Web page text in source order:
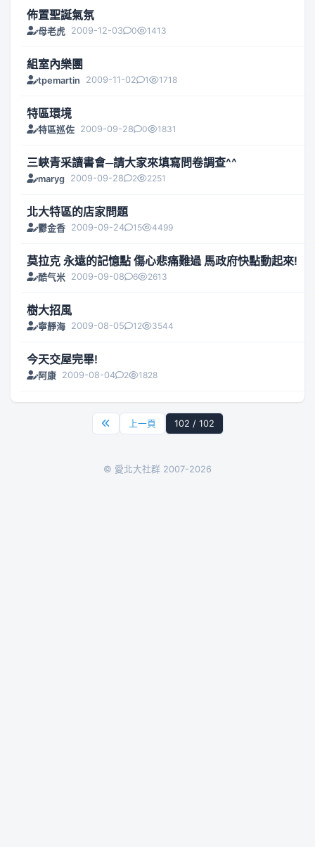
佈置聖誕氣氛
母老虎 2009-12-03 0 1413
組室內樂團
tpemartin 2009-11-02 1 1718
特區環境
特區巡佐 2009-09-28 0 1831
三峽青采讀書會─請大家來填寫問卷調查^^
maryg 2009-09-28 2 2251
北大特區的店家問題
鬱金香 2009-09-24 15 4499
莫拉克 永遠的記憶點 傷心悲痛難過 馬政府快點動起來!
酷气米 2009-09-08 6 2613
樹大招風
寧靜海 2009-08-05 12 3544
今天交屋完畢!
阿康 2009-08-04 2 1828
上一頁 102 / 102
© 愛北大社群 2007-2026